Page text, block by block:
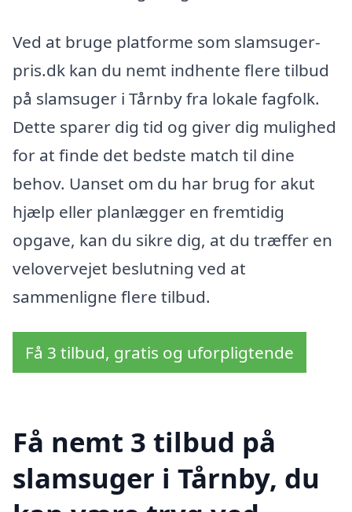
Ved at bruge platforme som slamsuger-
pris.dk kan du nemt indhente flere tilbud
på slamsuger i Tårnby fra lokale fagfolk.
Dette sparer dig tid og giver dig mulighed
for at finde det bedste match til dine
behov. Uanset om du har brug for akut
hjælp eller planlægger en fremtidig
opgave, kan du sikre dig, at du træffer en
velovervejet beslutning ved at
sammenligne flere tilbud.
Få 3 tilbud, gratis og uforpligtende
Få nemt 3 tilbud på
slamsuger i Tårnby, du